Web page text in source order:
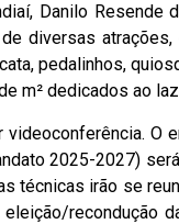
Danilo Resende
diversas
pedalinhos,
m² dedicados ao
2025-2027)
técnicas irão se
recondução